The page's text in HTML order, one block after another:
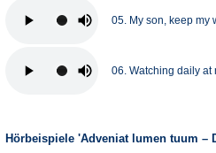
05. My son, keep my
06. Watching daily at
Hörbeispiele 'Adveniat lumen tuum –